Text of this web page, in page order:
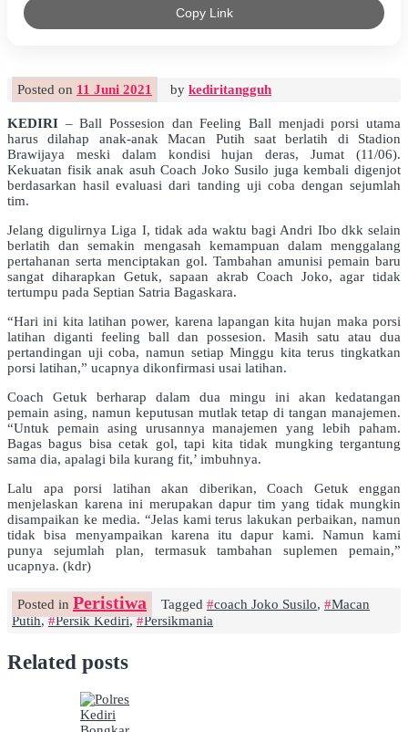
Copy Link
Posted on 11 Juni 2021 by kediritangguh
KEDIRI – Ball Possesion dan Feeling Ball menjadi porsi utama
harus dilahap anak-anak Macan Putih saat berlatih di Stadion
Brawijaya meski dalam kondisi hujan deras, Jumat (11/06).
Kekuatan fisik anak asuh Coach Joko Susilo juga kembali digenjot
berdasarkan hasil evaluasi dari tanding uji coba dengan sejumlah
tim.
Jelang digulirnya Liga I, tidak ada waktu bagi Andri Ibo dkk selain
berlatih dan semakin mengasah kemampuan dalam menggalang
pertahanan serta menciptakan gol. Tambahan amunisi pemain baru
sangat diharapkan Getuk, sapaan akrab Coach Joko, agar tidak
tertumpu pada Septian Satria Bagaskara.
“Hari ini kita latihan power, karena lapangan kita hujan maka porsi
latihan diganti feeling ball dan possesion. Masih satu atau dua
pertandingan uji coba, namun setiap Minggu kita terus tingkatkan
porsi latihan,” ucapnya dikonfirmasi usai latihan.
Coach Getuk berharap dalam dua mingu ini akan kedatangan
pemain asing, namun keputusan mutlak tetap di tangan manajemen.
“Untuk pemain asing urusannya manajemen yang lebih paham.
Bagas bagus bisa cetak gol, tapi kita tidak mungking tergantung
sama dia, apalagi bila kurang fit,’ imbuhnya.
Lalu apa porsi latihan akan diberikan, Coach Getuk enggan
menjelaskan karena ini merupakan dapur tim yang tidak mungkin
disampaikan ke media. “Jelas kami terus lakukan perbaikan, namun
tidak bisa menyampaikan karena itu dapur kami. Namun kami
punya sejumlah plan, termasuk tambahan suplemen pemain,”
ucapnya. (kdr)
Posted in Peristiwa Tagged coach Joko Susilo,
Macan
Putih, Persik Kediri, Persikmania
Related posts